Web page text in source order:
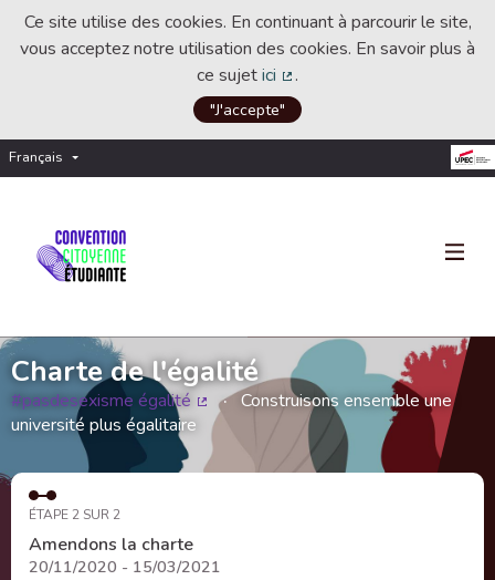
Ce site utilise des cookies. En continuant à parcourir le site,
vous acceptez notre utilisation des cookies. En savoir plus à
ce sujetici
(Lien externe)
.
"J'accepte"
Français Choisir la langue
Charte de l'égalité
#pasdesexisme égalité
(Lien externe)
Construisons ensemble une
université plus égalitaire
ÉTAPE 2 SUR 2
Amendons la charte
20/11/2020 - 15/03/2021